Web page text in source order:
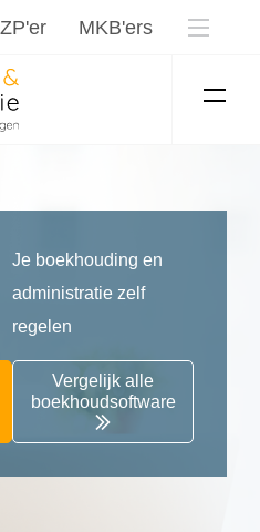
MKB'ers
Je boekhouding en
administratie zelf
regelen
Vergelijk alle
boekhoudsoftware